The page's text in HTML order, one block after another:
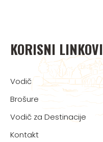
KORISNI LINKOVI
Vodič
Brošure
Vodič za Destinacije
Kontakt